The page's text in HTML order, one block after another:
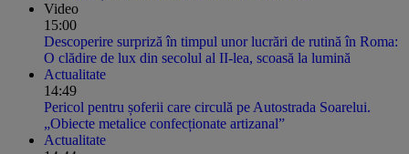
Video
15:00
Descoperire surpriză în timpul unor lucrări de rutină în Roma:
O clădire de lux din secolul al II-lea, scoasă la lumină
Actualitate
14:49
Pericol pentru șoferii care circulă pe Autostrada Soarelui.
„Obiecte metalice confecționate artizanal”
Actualitate